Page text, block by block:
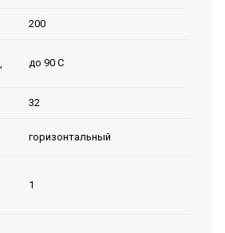
200
до 90 С
32
горизонтальный
1